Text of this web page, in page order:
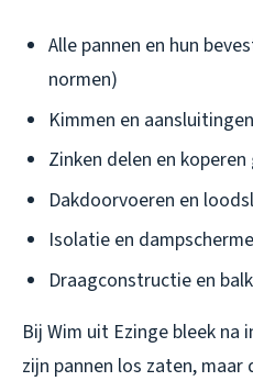
Alle pannen en hun
normen)
Kimmen en
Zinken delen en
Dakdoorvoeren en
Isolatie en
Draagconstructie en
Bij Wim uit Ezinge bleek
zijn pannen los zaten,